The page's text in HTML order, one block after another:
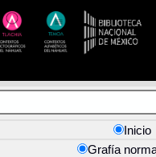
Inicio
Grafía